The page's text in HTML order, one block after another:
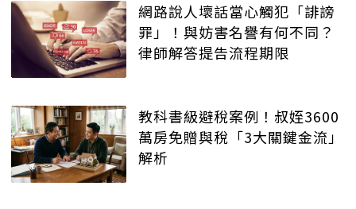
網路說人壞話當心觸犯「誹謗
罪」！與妨害名譽有何不同？
律師解答提告流程期限
教科書級避稅案例！叔姪3600
萬房免贈與稅「3大關鍵金流」
解析